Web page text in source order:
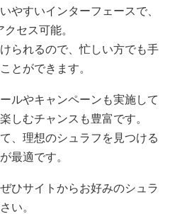
やすいインターフェースで、
セス可能。
られるので、忙しい方でも手
とができます。
ルやキャンペーンも実施して
しむチャンスも豊富です。
、理想のシュラフを見つける
最適です。
ひサイトからお好みのシュラ
い。